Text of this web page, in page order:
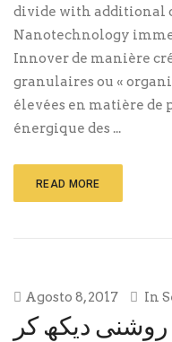
divide with additional
Nanotechnology
Innover de manière
granulaires ou «
élevées en matière de
énergique des ...
READ MORE
Agosto 8, 2017 In
دیکھ کر